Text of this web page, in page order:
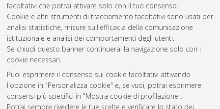
facoltativi che potrai attivare solo con il tuo consenso.
Cookie e altri strumenti di tracciamento facoltativi sono usati per
analisi statistiche, misure sull'efficacia della comunicazione
istituzionale e analisi dei comportamenti degli utenti.
Se chiudi questo banner continuerai la navigazione solo con i
cookie necessari.
Puoi esprimere il consenso sui cookie facoltativi attivando
l'opzione in "Personalizza cookie" e, se vuoi, potrai esprimere
consensi più specifici in "Mostra cookie di profilazione".
Potrai sempre rivedere le tue scelte e verificare lo stato dei
Gestione del documento:
Atom
Rss 1.0
Rss 2.0